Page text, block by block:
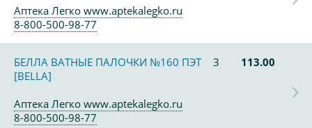
Аптека Легко www.aptekalegko.ru
8-800-500-98-77
БЕЛЛА ВАТНЫЕ ПАЛОЧКИ №160 ПЭТ
[BELLA]
3 113.00
Аптека Легко www.aptekalegko.ru
8-800-500-98-77